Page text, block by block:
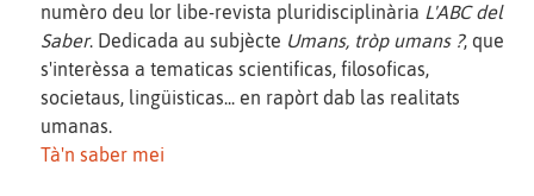
numèro deu lor libe-revista pluridisciplinària L'ABC del
Saber. Dedicada au subjècte Umans, tròp umans ?, que
s'interèssa a tematicas scientificas, filosoficas,
societaus, lingüisticas... en rapòrt dab las realitats
umanas.
Tà'n saber mei